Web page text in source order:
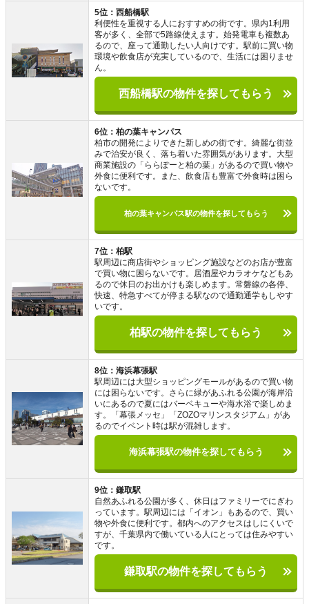
5位：西船橋駅
利便性を重視する人におすすめの街です。県内1利用
客が多く、全部で5路線使えます。始発電車も複数あ
るので、座って通勤したい人向けです。駅前に買い物
環境や飲食店が充実しているので、生活には困りませ
ん。
西船橋駅の物件を探してもらう
6位：柏の葉キャンパス
柏市の開発によりできた新しめの街です。綺麗な街並
みで治安が良く、落ち着いた雰囲気があります。大型
商業施設の「ららぽーと柏の葉」があるので買い物や
外食に便利です。また、飲食店も豊富で外食時は困ら
ないです。
柏の葉キャンパス駅の物件を探してもらう
7位：柏駅
駅周辺に商店街やショッピング施設などのお店が豊富
で買い物に困らないです。居酒屋やカラオケなどもあ
るので休日のお出かけも楽しめます。常磐線の各停、
快速、特急すべてが停まる駅なので通勤通学もしやす
いです。
柏駅の物件を探してもらう
8位：海浜幕張駅
駅周辺には大型ショッピングモールがあるので買い物
には困らないです。さらに緑があふれる公園が海岸沿
いにあるので夏にはバーベキューや海水浴で楽しめま
す。「幕張メッセ」「ZOZOマリンスタジアム」があ
るのでイベント時は駅が混雑します。
海浜幕張駅の物件を探してもらう
9位：鎌取駅
自然あふれる公園が多く、休日はファミリーでにぎわ
っています。駅周辺には「イオン」もあるので、買い
物や外食に便利です。都内へのアクセスはしにくいで
すが、千葉県内で働いている人にとっては住みやすい
です。
鎌取駅の物件を探してもらう